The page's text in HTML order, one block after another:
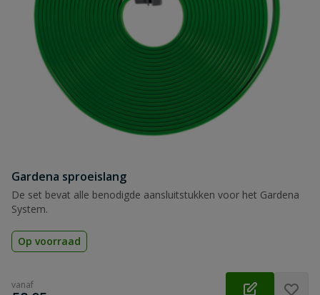
Gardena sproeislang
De set bevat alle benodigde aansluitstukken voor het Gardena
System.
Op voorraad
vanaf